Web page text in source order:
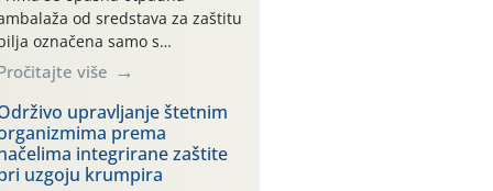
od sredstava za zaštitu
označena samo s
i oznakom
EKO MODEL:
ambalaža kao i
drugih proizvoda koji
sredstva za zaštitu bilja
ambalaža od mineralnih
više
upravljanje štetnim
prema
integrirane zaštite
uzgoju krumpira